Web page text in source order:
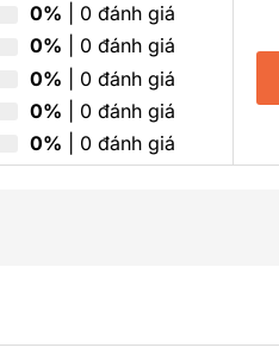
0% | 0 đánh giá
0% | 0 đánh giá
0% | 0 đánh giá
0% | 0 đánh giá
0% | 0 đánh giá